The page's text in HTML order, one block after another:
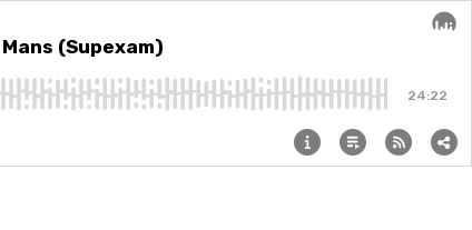
(Supexam)
24:22